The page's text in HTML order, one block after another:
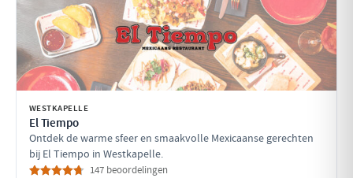
WESTKAPELLE
El Tiempo
Ontdek de warme sfeer en smaakvolle Mexicaanse gerechten
bij El Tiempo in Westkapelle.
147 beoordelingen